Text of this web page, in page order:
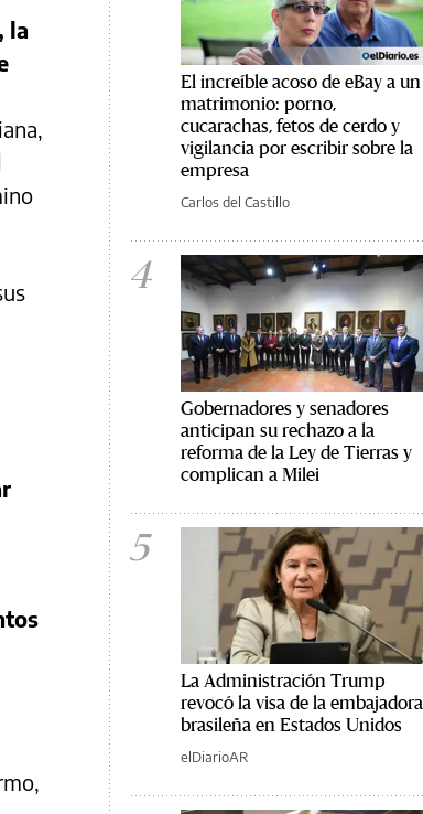
la
El increíble acoso de eBay a un
matrimonio: porno,
cucarachas, fetos de cerdo y
vigilancia por escribir sobre la
empresa
Carlos del Castillo
4
Gobernadores y senadores
anticipan su rechazo a la
reforma de la Ley de Tierras y
complican a Milei
5
La Administración Trump
revocó la visa de la embajadora
brasileña en Estados Unidos
elDiarioAR